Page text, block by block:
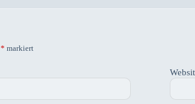
* markiert